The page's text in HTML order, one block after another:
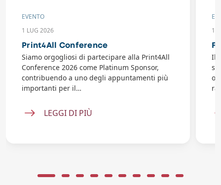
EVENTO
1 LUG 2026
Print4All Conference
Siamo orgogliosi di partecipare alla Print4All
Conference 2026 come Platinum Sponsor,
contribuendo a uno degli appuntamenti più
importanti per il…
LEGGI DI PIÙ
10
Il